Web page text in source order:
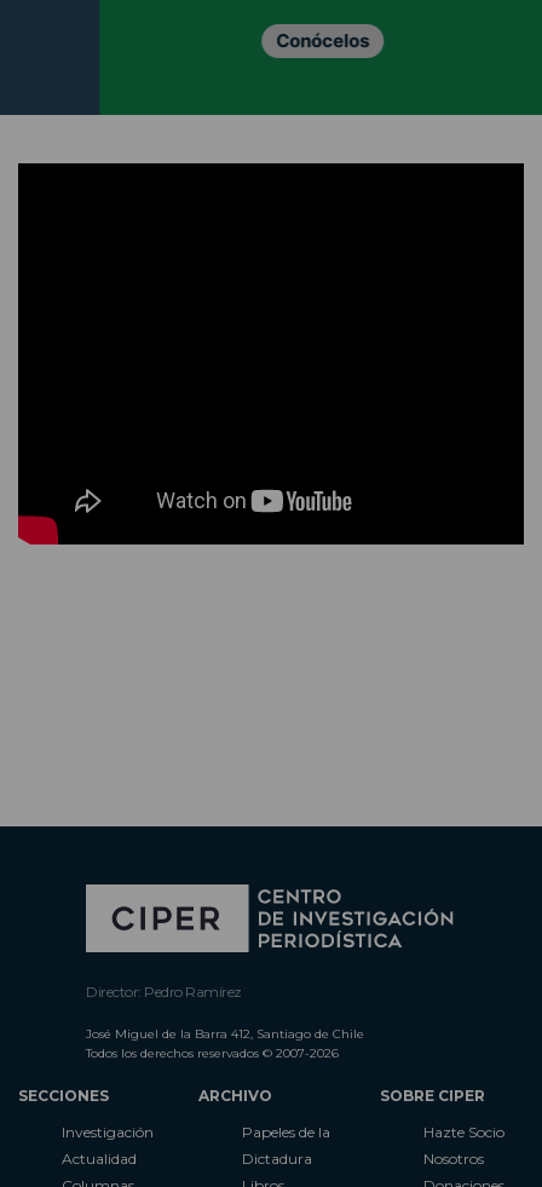
Conócelos
Director: Pedro Ramírez
José Miguel de la Barra 412, Santiago de Chile
Todos los derechos reservados © 2007-2026
SECCIONES
Investigación
Actualidad
ARCHIVO
Papeles de la
Dictadura
SOBRE CIPER
Hazte Socio
Nosotros